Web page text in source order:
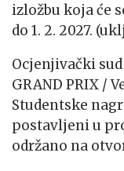
izložbu koja će
do 1. 2. 2027.
Ocjenjivački
GRAND PRIX /
Studentske
postavljeni u
održano na